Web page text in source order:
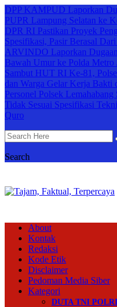
DPP KAMPUD Laporkan
PUPR Lampung Selatan ke
DPR RI Pastikan Proyek
Spesifikasi, Pasir Berasal
ARVINDO Laporkan
Bawah Umur ke Polda Metro
Sambut HUT RI Ke-81,
dan Warga Gelar Kerja Bakti
Personel Polsek
Tidak Sesuai Spesifikasi
Quro
Search
About
Kontak
Redaksi
Kode Etik
Disclaimer
Pedoman Media Siber
Kategori
DUTA TNI POLRI